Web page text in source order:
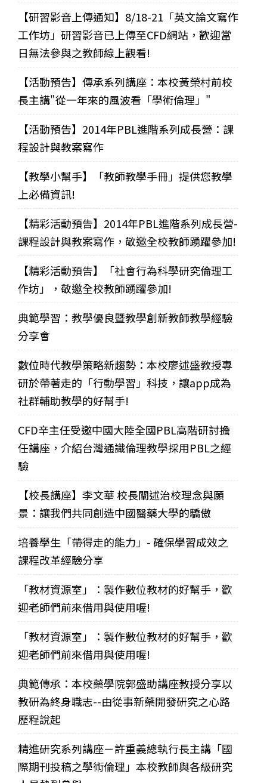
【研習影音上傳通知】8/18-21「英文論文寫作
工作坊」研習影音已上傳至CFD網站，歡迎當
日無法參與之教師線上觀看!
【活動預告】傳承系列講座：本校黃榮村前校
長主講"從一年來的風波看「學術倫理」"
【活動預告】2014年PBL進階系列成長營：課
程設計與教案寫作
【教學小幫手】「教師教學手冊」提供您教學
上必備資訊!
【精彩活動預告】2014年PBL進階系列成長營-
課程設計與教案寫作，敬邀全校教師踴躍參加!
【精彩活動預告】「社會行為科學研究倫理工
作坊」，敬邀全校教師踴躍參加!
典範學習：教學優良暨教學創新教師教學經驗
分享會
數位時代教學策略新趨勢：本校廖述盛教授專
研於帶著走的「行動學習」科技，讓app成為
社群輔助教學的好幫手!
CFD辛主任受邀中國大陸全國PBL高階研討擔
任講座，介紹台灣通識倫理教學採用PBL之經
驗
【校長講座】李文華 校長闡述治校理念與願
景：讓我們共同創造中國醫藥大學的驕傲
培養學生「帶得走的能力」- 確保學習成效之
課程改革經驗分享
「教材資源室」：製作數位教材的好幫手，歡
迎老師們前來借用與使用喔!
「教材資源室」：製作數位教材的好幫手，歡
迎老師們前來借用與使用喔!
典範傳承：本校藥學院郭盛助講座教授分享以
教研為終身職志--由從事新藥開發研究之心路
歷程說起
精進研究系列講座－許重義總執行長主講「國
際期刊投稿之學術倫理」本校教師與各級研究